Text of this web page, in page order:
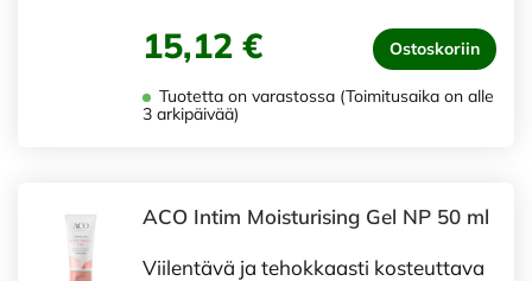
15,12 € Ostoskoriin
Tuotetta on varastossa (Toimitusaika on alle
3 arkipäivää)
ACO Intim Moisturising Gel NP 50 ml
Viilentävä ja tehokkaasti kosteuttava